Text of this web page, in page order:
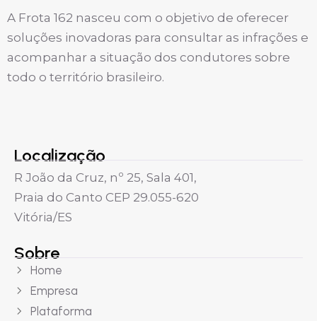
A Frota 162 nasceu com o objetivo de oferecer
soluções inovadoras para consultar as infrações e
acompanhar a situação dos condutores sobre
todo o território brasileiro.
Localização
R João da Cruz, nº 25, Sala 401,
Praia do Canto CEP 29.055-620
Vitória/ES
Sobre
Home
Empresa
Plataforma